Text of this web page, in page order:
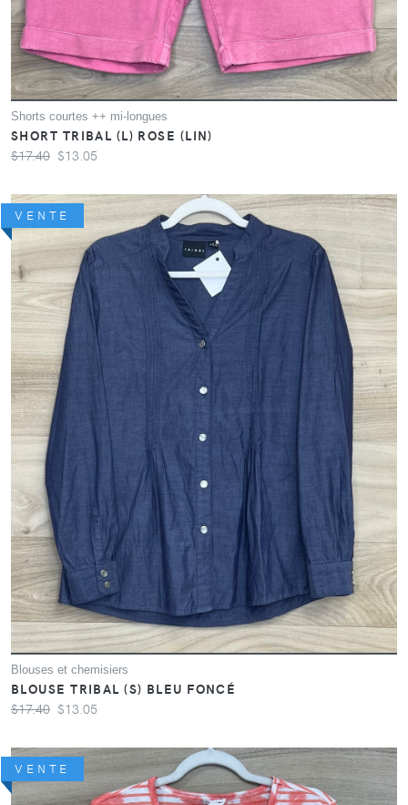
Shorts courtes ++ mi-longues
SHORT TRIBAL (L) ROSE (LIN)
$17.40 $13.05
VENTE
Blouses et chemisiers
BLOUSE TRIBAL (S) BLEU FONCÉ
$17.40 $13.05
VENTE